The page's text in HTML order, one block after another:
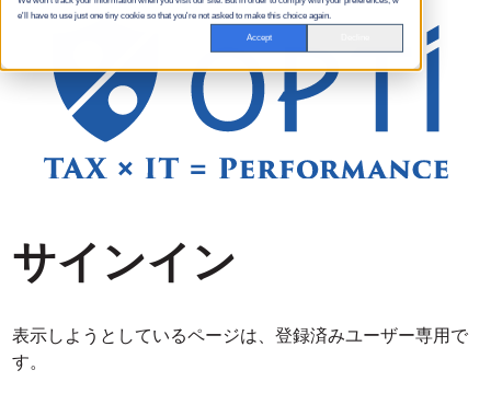
e'll have to use just one tiny cookie so that you're not asked to make this choice again.
Accept
サインイン
表示しようとしているページは、登録済みユーザー専用で
す。